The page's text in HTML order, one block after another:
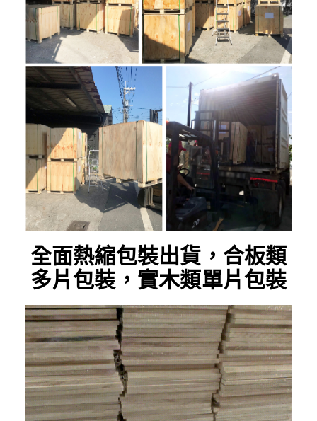
全面熱縮包裝出貨，合板類
多片包裝，實木類單片包裝